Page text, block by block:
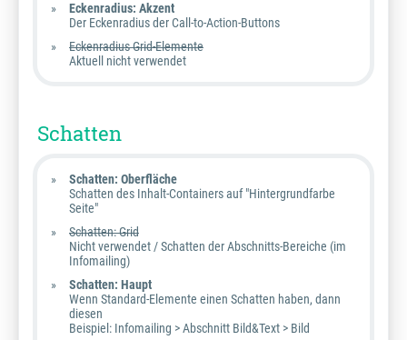
Eckenradius: Akzent
Der Eckenradius der Call-to-Action-Buttons
Eckenradius Grid-Elemente
Aktuell nicht verwendet
Schatten
Schatten: Oberfläche
Schatten des Inhalt-Containers auf "Hintergrundfarbe
Seite"
Schatten: Grid
Nicht verwendet / Schatten der Abschnitts-Bereiche (im
Infomailing)
Schatten: Haupt
Wenn Standard-Elemente einen Schatten haben, dann
diesen
Beispiel: Infomailing > Abschnitt Bild&Text > Bild